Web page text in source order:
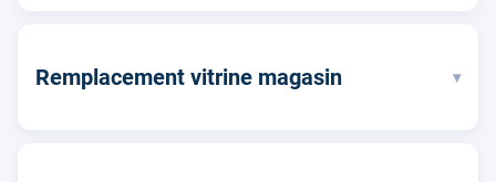
Remplacement vitrine magasin ▾